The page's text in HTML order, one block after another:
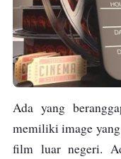
Ada yang
memiliki image
film luar negeri.